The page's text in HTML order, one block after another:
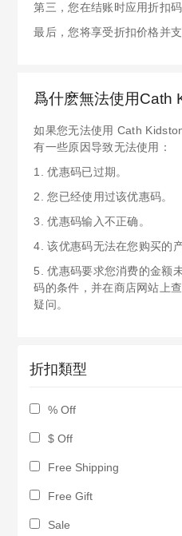
第三，您在结账时应用折扣码
最后，您将享受折扣价格并支
爲什麽無法使用Cath
如果您无法使用 Cath
有一些原因导致无法使用：
1. 优惠码已过期。
2. 您已经使用过该优惠码。
3. 优惠码输入不正确。
4. 该优惠码无法在您购买的
5. 优惠码要求您消费的金额
码的条件，并在商店网站上
疑问。
折扣類型
% Off
$ Off
Free Shipping
Free Gift
Sale